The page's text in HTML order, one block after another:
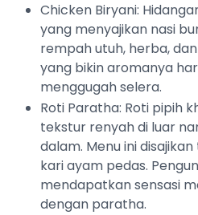
Chicken Biryani:
yang menyajikan nasi
rempah utuh, herba,
yang bikin aromanya
menggugah selera.
Roti Paratha: Roti pipih
tekstur renyah di luar
dalam. Menu ini
kari ayam pedas.
mendapatkan sensasi
dengan paratha.